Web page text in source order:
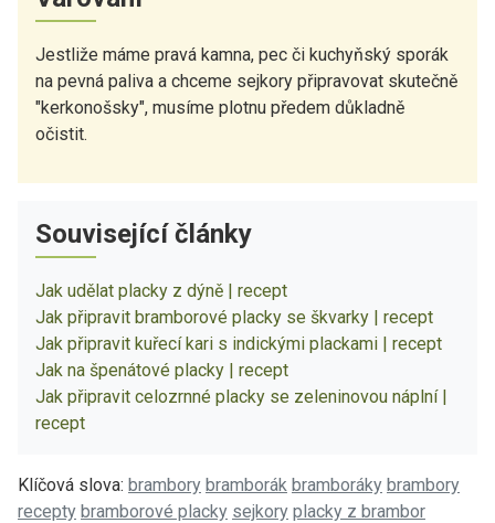
Jestliže máme pravá kamna, pec či kuchyňský sporák
na pevná paliva a chceme sejkory připravovat skutečně
"kerkonošsky", musíme plotnu předem důkladně
očistit.
Související články
Jak udělat placky z dýně | recept
Jak připravit bramborové placky se škvarky | recept
Jak připravit kuřecí kari s indickými plackami | recept
Jak na špenátové placky | recept
Jak připravit celozrnné placky se zeleninovou náplní |
recept
Klíčová slova: brambory bramborák bramboráky brambory
recepty bramborové placky sejkory placky z brambor